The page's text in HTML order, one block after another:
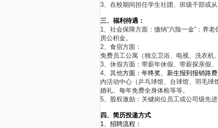
3、在校期间担任学生社团、班级干部或
三、 福利待遇：
1、社会保障方面：缴纳“六险一金”：养
房公积金。
2、食宿方面：
免费员工公寓（独立卫浴、电视、洗衣机
3、休假方面：带薪年休假、带薪探亲假
4、其他方面：年终奖、新生报到报销路
内活动中心（乒乓球馆、台球馆、羽毛
婚礼、每年免费全身体检等等。
5、股权激励：关键岗位员工或公司级先
四、简历投递方式
1、招聘流程：